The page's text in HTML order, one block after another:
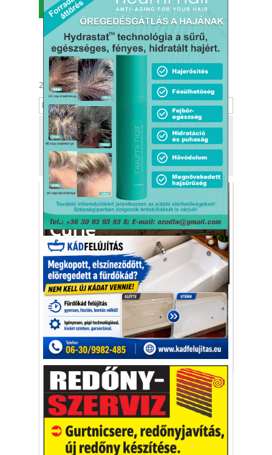
MENÜ
2026. augusztus 8.
Tekintse meg
a kiadónk, aKafi Bt.
más tevékenységét is!
A mai napig
sugároznak Marie
Curie
szakácskönyvei
Aktuális
Jegyzetei, könyvei jelenleg is radioaktívak
és még várhatóan legalább 1500 évig azok
lesznek.
Marie Curie radioaktívitás radium
Kaktusz
Vakációs őrület
A nyaralás extrém
helyzeteket teremt, nagyon
sokan kalandot, kihívást
keresnek.